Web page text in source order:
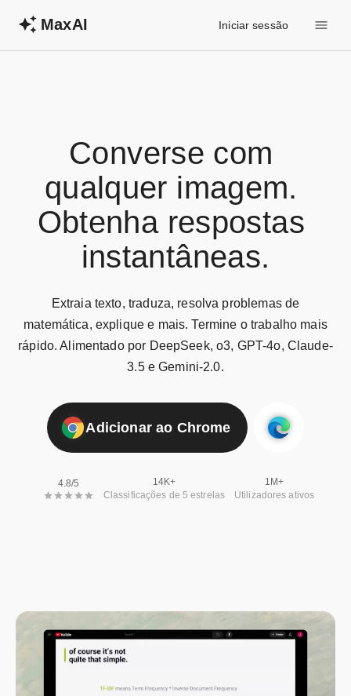
MaxAI Iniciar sessão
Converse com
qualquer imagem.
Obtenha respostas
instantâneas.
Extraia texto, traduza, resolva problemas de
matemática, explique e mais. Termine o trabalho mais
rápido. Alimentado por DeepSeek, o3, GPT-4o, Claude-
3.5 e Gemini-2.0.
Adicionar ao Chrome
4.8/5
14K+
Classificações de 5 estrelas
1M+
Utilizadores ativos